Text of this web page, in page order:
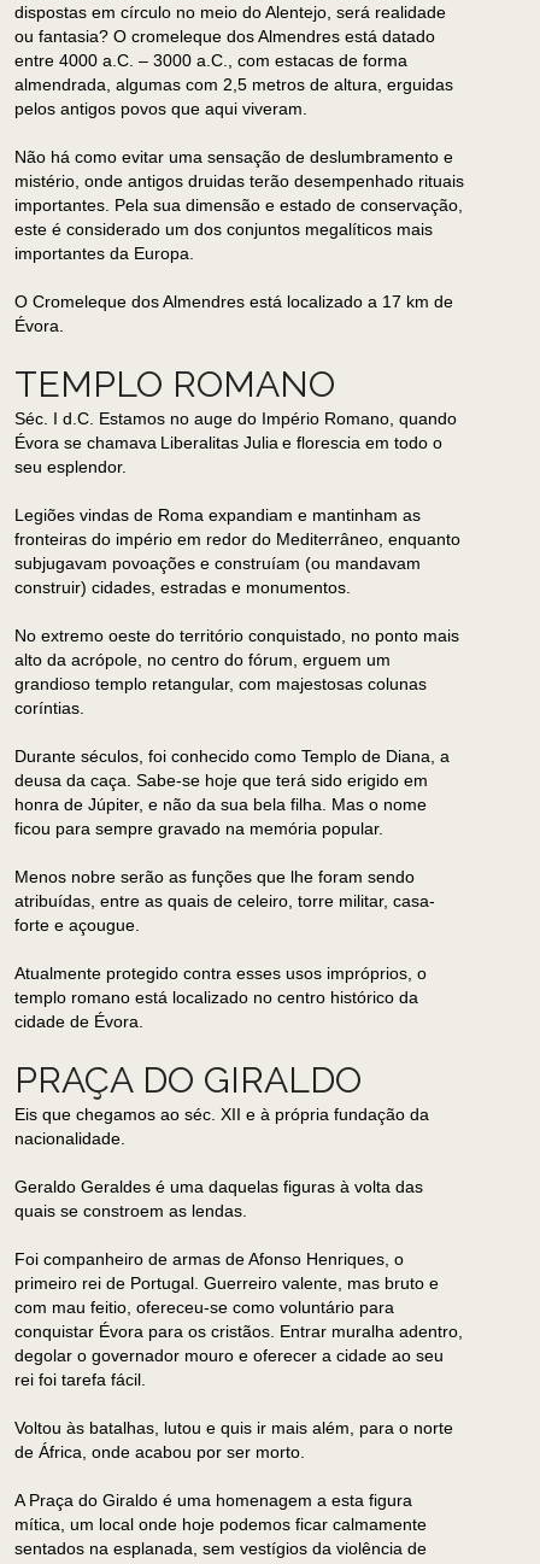
dispostas em círculo no meio do Alentejo, será realidade
ou fantasia? O cromeleque dos Almendres está datado
entre 4000 a.C. – 3000 a.C., com estacas de forma
almendrada, algumas com 2,5 metros de altura, erguidas
pelos antigos povos que aqui viveram.
Não há como evitar uma sensação de deslumbramento e
mistério, onde antigos druidas terão desempenhado rituais
importantes. Pela sua dimensão e estado de conservação,
este é considerado um dos conjuntos megalíticos mais
importantes da Europa.
O Cromeleque dos Almendres está localizado a 17 km de
Évora.
TEMPLO ROMANO
Séc. I d.C. Estamos no auge do Império Romano, quando
Évora se chamava Liberalitas Julia e florescia em todo o
seu esplendor.
Legiões vindas de Roma expandiam e mantinham as
fronteiras do império em redor do Mediterrâneo, enquanto
subjugavam povoações e construíam (ou mandavam
construir) cidades, estradas e monumentos.
No extremo oeste do território conquistado, no ponto mais
alto da acrópole, no centro do fórum, erguem um
grandioso templo retangular, com majestosas colunas
coríntias.
Durante séculos, foi conhecido como Templo de Diana, a
deusa da caça. Sabe-se hoje que terá sido erigido em
honra de Júpiter, e não da sua bela filha. Mas o nome
ficou para sempre gravado na memória popular.
Menos nobre serão as funções que lhe foram sendo
atribuídas, entre as quais de celeiro, torre militar, casa-
forte e açougue.
Atualmente protegido contra esses usos impróprios, o
templo romano está localizado no centro histórico da
cidade de Évora.
PRAÇA DO GIRALDO
Eis que chegamos ao séc. XII e à própria fundação da
nacionalidade.
Geraldo Geraldes é uma daquelas figuras à volta das
quais se constroem as lendas.
Foi companheiro de armas de Afonso Henriques, o
primeiro rei de Portugal. Guerreiro valente, mas bruto e
com mau feitio, ofereceu-se como voluntário para
conquistar Évora para os cristãos. Entrar muralha adentro,
degolar o governador mouro e oferecer a cidade ao seu
rei foi tarefa fácil.
Voltou às batalhas, lutou e quis ir mais além, para o norte
de África, onde acabou por ser morto.
A Praça do Giraldo é uma homenagem a esta figura
mítica, um local onde hoje podemos ficar calmamente
sentados na esplanada, sem vestígios da violência de